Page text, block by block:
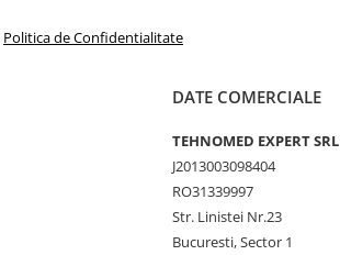
Politica de Confidentialitate
DATE COMERCIALE
TEHNOMED EXPERT SRL
J2013003098404
RO31339997
Str. Linistei Nr.23
Bucuresti, Sector 1